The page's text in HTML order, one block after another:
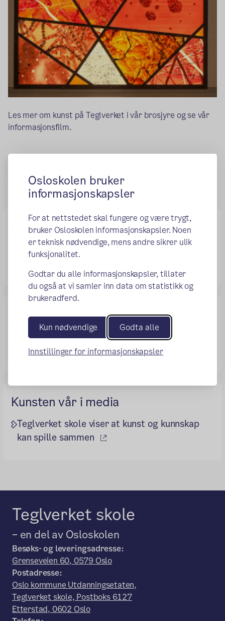
Osloskolen bruker
informasjonskapsler
For at nettstedet skal fungere og være trygt,
bruker Osloskolen informasjonskapsler. Noen
er teknisk nødvendige, mens andre sikrer ulik
funksjonalitet.
Godtar du alle informasjonskapsler, tillater
du også at vi samler inn data om statistikk og
brukeradferd.
Kun nødvendige Godta alle
Innstillinger for informasjonskapsler
Les mer om kunst på Teglverket i vår brosjyre og se vår
informasjonsfilm.
Brosjyre Kunst på Teglverket
Kunsten på Teglverket skole
formidlingsbrosjyre.pdf
Informasjonsfilm om kunst på
Teglverket
Informasjonsfilm om kunst på Teglverket
Kunsten vår i media
Teglverket skole viser at kunst og kunnskap
kan spille sammen
(ekstern lenke)
Teglverket skole
– en del av Osloskolen
Besøks- og leveringsadresse:
Grenseveien 60, 0579 Oslo
Postadresse:
Oslo kommune Utdanningsetaten,
Teglverket skole, Postboks 6127
Etterstad, 0602 Oslo